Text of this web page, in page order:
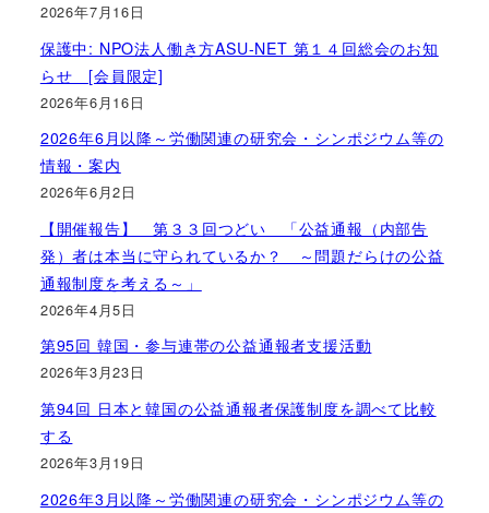
2026年7月16日
保護中: NPO法人働き方ASU-NET 第１４回総会のお知
らせ [会員限定]
2026年6月16日
2026年6月以降～労働関連の研究会・シンポジウム等の
情報・案内
2026年6月2日
【開催報告】 第３３回つどい 「公益通報（内部告
発）者は本当に守られているか？ ～問題だらけの公益
通報制度を考える～」
2026年4月5日
第95回 韓国・参与連帯の公益通報者支援活動
2026年3月23日
第94回 日本と韓国の公益通報者保護制度を調べて比較
する
2026年3月19日
2026年3月以降～労働関連の研究会・シンポジウム等の